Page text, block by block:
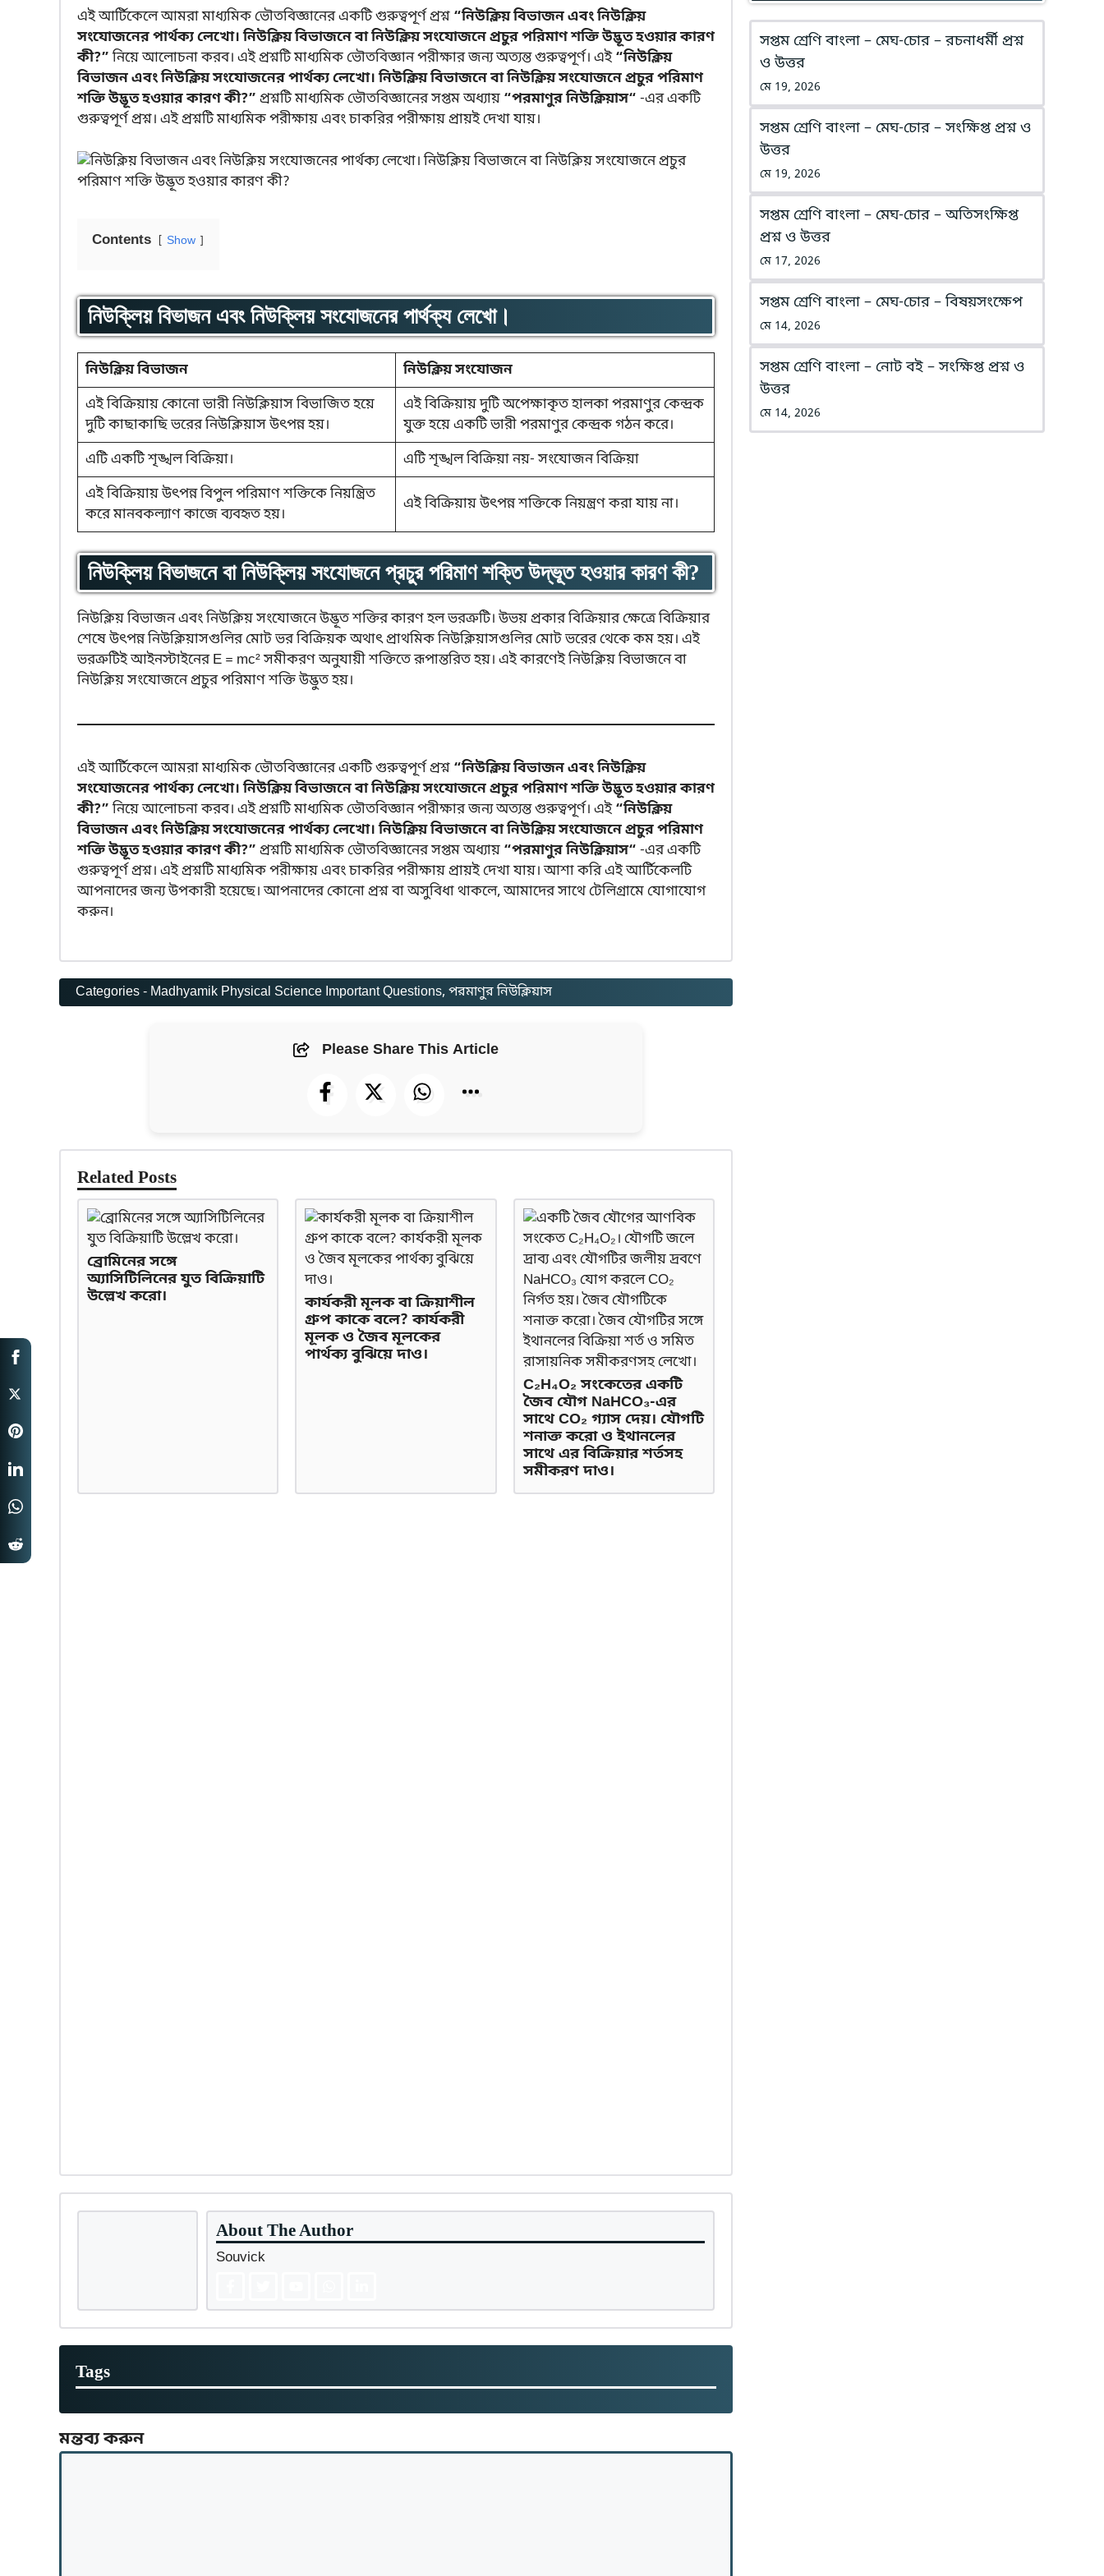
এই আর্টিকেলে আমরা মাধ্যমিক ভৌতবিজ্ঞানের একটি গুরুত্বপূর্ণ প্রশ্ন “নিউক্লিয় বিভাজন এবং নিউক্লিয়
সংযোজনের পার্থক্য লেখো। নিউক্লিয় বিভাজনে বা নিউক্লিয় সংযোজনে প্রচুর পরিমাণ শক্তি উদ্ভূত হওয়ার কারণ
কী?”নিয়ে আলোচনা করব। এই প্রশ্নটি মাধ্যমিক ভৌতবিজ্ঞান পরীক্ষার জন্য অত্যন্ত গুরুত্বপূর্ণ। এই“নিউক্লিয়
বিভাজন এবং নিউক্লিয় সংযোজনের পার্থক্য লেখো। নিউক্লিয় বিভাজনে বা নিউক্লিয় সংযোজনে প্রচুর পরিমাণ
শক্তি উদ্ভূত হওয়ার কারণ কী?” প্রশ্নটি মাধ্যমিক ভৌতবিজ্ঞানের সপ্তম অধ্যায় “পরমাণুর নিউক্লিয়াস“ -এর একটি
গুরুত্বপূর্ণ প্রশ্ন। এই প্রশ্নটি মাধ্যমিক পরীক্ষায় এবং চাকরির পরীক্ষায় প্রায়ই দেখা যায়।
Contents Show
নিউক্লিয় বিভাজন এবং নিউক্লিয় সংযোজনের পার্থক্য লেখো।
নিউক্লিয় বিভাজন
নিউক্লিয় সংযোজন
এই বিক্রিয়ায় কোনো ভারী নিউক্লিয়াস বিভাজিত হয়ে
দুটি কাছাকাছি ভরের নিউক্লিয়াস উৎপন্ন হয়।
এই বিক্রিয়ায় দুটি অপেক্ষাকৃত হালকা পরমাণুর কেন্দ্রক
যুক্ত হয়ে একটি ভারী পরমাণুর কেন্দ্রক গঠন করে।
এটি একটি শৃঙ্খল বিক্রিয়া।
এটি শৃঙ্খল বিক্রিয়া নয়- সংযোজন বিক্রিয়া
এই বিক্রিয়ায় উৎপন্ন বিপুল পরিমাণ শক্তিকে নিয়ন্ত্রিত
করে মানবকল্যাণ কাজে ব্যবহৃত হয়।
এই বিক্রিয়ায় উৎপন্ন শক্তিকে নিয়ন্ত্রণ করা যায় না।
নিউক্লিয় বিভাজনে বা নিউক্লিয় সংযোজনে প্রচুর পরিমাণ শক্তি উদ্ভূত হওয়ার কারণ কী?
নিউক্লিয় বিভাজন এবং নিউক্লিয় সংযোজনে উদ্ভূত শক্তির কারণ হল ভরত্রুটি। উভয় প্রকার বিক্রিয়ার ক্ষেত্রে বিক্রিয়ার
শেষে উৎপন্ন নিউক্লিয়াসগুলির মোট ভর বিক্রিয়ক অথাৎ প্রাথমিক নিউক্লিয়াসগুলির মোট ভরের থেকে কম হয়। এই
ভরত্রুটিই আইনস্টাইনের E = mc² সমীকরণ অনুযায়ী শক্তিতে রূপান্তরিত হয়। এই কারণেই নিউক্লিয় বিভাজনে বা
নিউক্লিয় সংযোজনে প্রচুর পরিমাণ শক্তি উদ্ভুত হয়।
এই আর্টিকেলে আমরা মাধ্যমিক ভৌতবিজ্ঞানের একটি গুরুত্বপূর্ণ প্রশ্ন “নিউক্লিয় বিভাজন এবং নিউক্লিয়
সংযোজনের পার্থক্য লেখো। নিউক্লিয় বিভাজনে বা নিউক্লিয় সংযোজনে প্রচুর পরিমাণ শক্তি উদ্ভূত হওয়ার কারণ
কী?”নিয়ে আলোচনা করব। এই প্রশ্নটি মাধ্যমিক ভৌতবিজ্ঞান পরীক্ষার জন্য অত্যন্ত গুরুত্বপূর্ণ। এই“নিউক্লিয়
বিভাজন এবং নিউক্লিয় সংযোজনের পার্থক্য লেখো। নিউক্লিয় বিভাজনে বা নিউক্লিয় সংযোজনে প্রচুর পরিমাণ
শক্তি উদ্ভূত হওয়ার কারণ কী?” প্রশ্নটি মাধ্যমিক ভৌতবিজ্ঞানের সপ্তম অধ্যায় “পরমাণুর নিউক্লিয়াস“ -এর একটি
গুরুত্বপূর্ণ প্রশ্ন। এই প্রশ্নটি মাধ্যমিক পরীক্ষায় এবং চাকরির পরীক্ষায় প্রায়ই দেখা যায়। আশা করি এই আর্টিকেলটি
আপনাদের জন্য উপকারী হয়েছে। আপনাদের কোনো প্রশ্ন বা অসুবিধা থাকলে, আমাদের সাথে টেলিগ্রামে যোগাযোগ
করুন।
Categories - Madhyamik Physical Science Important Questions, পরমাণুর নিউক্লিয়াস
Please Share This Article
Related Posts
ব্রোমিনের সঙ্গে
অ্যাসিটিলিনের যুত বিক্রিয়াটি
উল্লেখ করো।
কার্যকরী মূলক বা ক্রিয়াশীল
গ্রুপ কাকে বলে? কার্যকরী
মূলক ও জৈব মূলকের
পার্থক্য বুঝিয়ে দাও।
C₂H₄O₂ সংকেতের একটি
জৈব যৌগ NaHCO₃-এর
সাথে CO₂ গ্যাস দেয়। যৌগটি
শনাক্ত করো ও ইথানলের
সাথে এর বিক্রিয়ার শর্তসহ
সমীকরণ দাও।
About The Author
Souvick
Tags
মন্তব্য করুন
মন্তব্য
সপ্তম শ্রেণি বাংলা – মেঘ-চোর – রচনাধর্মী প্রশ্ন
ও উত্তর
মে 19, 2026
সপ্তম শ্রেণি বাংলা – মেঘ-চোর – সংক্ষিপ্ত প্রশ্ন ও
উত্তর
মে 19, 2026
সপ্তম শ্রেণি বাংলা – মেঘ-চোর – অতিসংক্ষিপ্ত
প্রশ্ন ও উত্তর
মে 17, 2026
সপ্তম শ্রেণি বাংলা – মেঘ-চোর – বিষয়সংক্ষেপ
মে 14, 2026
সপ্তম শ্রেণি বাংলা – নোট বই – সংক্ষিপ্ত প্রশ্ন ও
উত্তর
মে 14, 2026